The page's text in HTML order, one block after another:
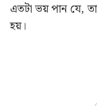
এতটা ভয় পান যে,
হয়।